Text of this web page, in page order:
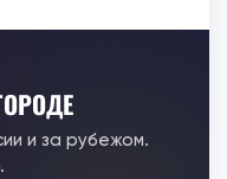
и за рубежом.